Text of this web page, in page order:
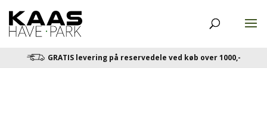
GRATIS levering på reservedele ved køb over 1000,-